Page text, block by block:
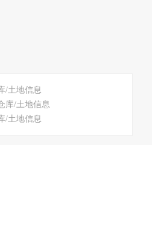
/土地信息
库/土地信息
/土地信息